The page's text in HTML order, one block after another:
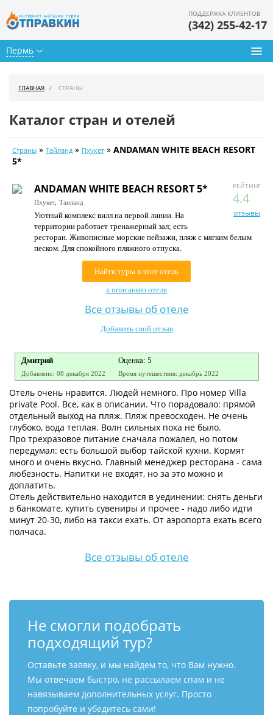
Пермь
ПОДДЕРЖКА КЛИЕНТОВ
(342) 255-42-17
Календарь туров
Цены дня
Страны
Как купить
ГЛАВНАЯ СТРАНЫ
Каталог стран и отелей
Страны » Тайланд » Пхукет » ANDAMAN WHITE BEACH RESORT
5*
РЕЙТИНГ
4.4
отзывы
ANDAMAN WHITE BEACH RESORT 5*
Пхукет, Таиланд
Уютный комплекс вилл на первой линии. На
территории работает тренажерный зал; есть
ресторан. Живописные морские пейзажи, пляж с мягким белым
песком. Для спокойного пляжного отпуска.
Найти туры в этот отель
к описанию отеля
Все отзывы об отеле
Добавить свой отзыв
Дмитрий Оценка: 5
Добавлено: 08 декабря 2022 Время путешествия: декабрь 2022
Отель очень нравится. Людей немного. Про номер Villa
private Pool. Все, как в описании. Что порадовало: прямой
отдельный выход на пляж. Пляж превосходен. Не очень
глубоко, вода теплая. Волн сильных пока не было.
Про трехразовое питание сначала пожалел, но потом
передумал: есть большой выбор тайской кухни. Кормят
много и очень вкусно. Главный менеджер ресторана - сама
любезность. Напитки не входят, но за это можно и
доплатить.
Отель действительно находится в уединении: снять деньги
в банкомате, купить сувениры и прочее - надо либо идти
минут 20-30, либо на такси ехать. От аэропорта ехать всего
полчаса.
Все отзывы об отеле
Не смогли подобрать
подходящий тур?
Оставьте заявку, и мы найдем то, что Вам нужно.
Мы отвечаем быстро, не рассылаем спам и не
навязываем дополнительных услуг. Просто
попробуйте и убедитесь сами!